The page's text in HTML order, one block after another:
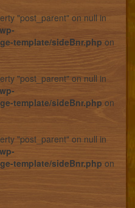
"post_parent" on null in
template/sideBnr.php on
"post_parent" on null in
template/sideBnr.php on
"post_parent" on null in
template/sideBnr.php on